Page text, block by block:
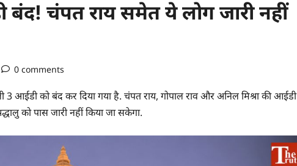
बंद! चंपत राय समेत ये लोग जारी नहीं
0 comments
3 आईडी को बंद कर दिया गया है. चंपत राय, गोपाल राव और अनिल मिश्रा की आईडी
को पास जारी नहीं किया जा सकेगा.